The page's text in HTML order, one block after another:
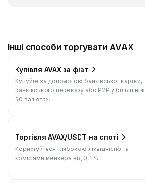
Інші способи торгувати AVAX
Купівля AVAX за фіат
Купуйте за допомогою банківської картки,
банківського переказу або P2P у більш ніж
60 валютах.
Торгівля AVAX/USDT на споті
Користуйтеся глибокою ліквідністю та
комісіями мейкера від 0,1%.